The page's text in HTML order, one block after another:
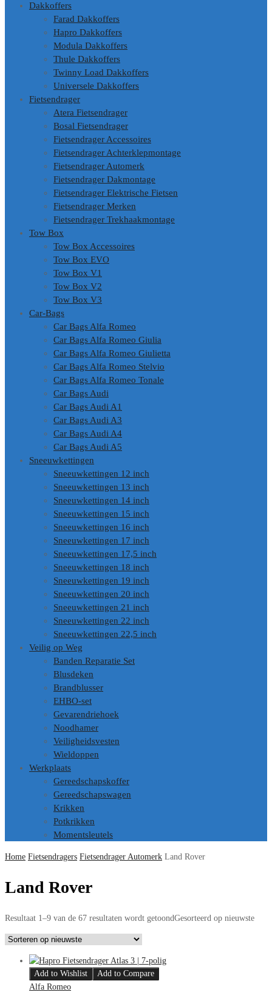
Dakkoffers
Farad Dakkoffers
Hapro Dakkoffers
Modula Dakkoffers
Thule Dakkoffers
Twinny Load Dakkoffers
Universele Dakkoffers
Fietsendrager
Atera Fietsendrager
Bosal Fietsendrager
Fietsendrager Accessoires
Fietsendrager Achterklepmontage
Fietsendrager Automerk
Fietsendrager Dakmontage
Fietsendrager Elektrische Fietsen
Fietsendrager Merken
Fietsendrager Trekhaakmontage
Tow Box
Tow Box Accessoires
Tow Box EVO
Tow Box V1
Tow Box V2
Tow Box V3
Car-Bags
Car Bags Alfa Romeo
Car Bags Alfa Romeo Giulia
Car Bags Alfa Romeo Giulietta
Car Bags Alfa Romeo Stelvio
Car Bags Alfa Romeo Tonale
Car Bags Audi
Car Bags Audi A1
Car Bags Audi A3
Car Bags Audi A4
Car Bags Audi A5
Sneeuwkettingen
Sneeuwkettingen 12 inch
Sneeuwkettingen 13 inch
Sneeuwkettingen 14 inch
Sneeuwkettingen 15 inch
Sneeuwkettingen 16 inch
Sneeuwkettingen 17 inch
Sneeuwkettingen 17,5 inch
Sneeuwkettingen 18 inch
Sneeuwkettingen 19 inch
Sneeuwkettingen 20 inch
Sneeuwkettingen 21 inch
Sneeuwkettingen 22 inch
Sneeuwkettingen 22,5 inch
Veilig op Weg
Banden Reparatie Set
Blusdeken
Brandblusser
EHBO-set
Gevarendriehoek
Noodhamer
Veiligheidsvesten
Wieldoppen
Werkplaats
Gereedschapskoffer
Gereedschapswagen
Krikken
Potkrikken
Momentsleutels
Home Fietsendragers Fietsendrager Automerk Land Rover
Land Rover
Resultaat 1–9 van de 67 resultaten wordt getoondGesorteerd op nieuwste
Add to Wishlist
Add to Compare
Alfa Romeo